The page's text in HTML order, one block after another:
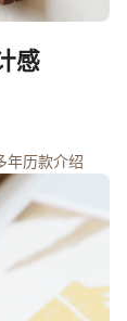
感
年历款介绍